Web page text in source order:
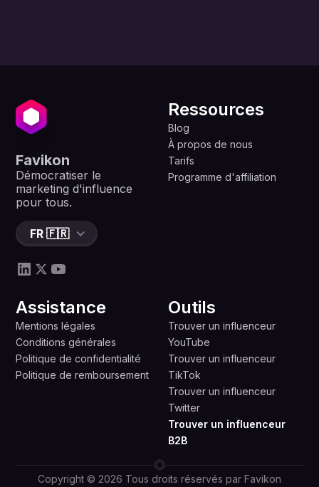
Favikon
Démocratiser le
marketing d'influence
pour tous.
FR 🇫🇷
Ressources
Blog
À propos de nous
Tarifs
Programme d'affiliation
Assistance
Mentions légales
Conditions générales
Politique de confidentialité
Politique de remboursement
Outils
Trouver un influenceur
YouTube
Trouver un influenceur
TikTok
Trouver un influenceur
Twitter
Trouver un influenceur
B2B
Copyright © 2026 Tous droits réservés par Favikon